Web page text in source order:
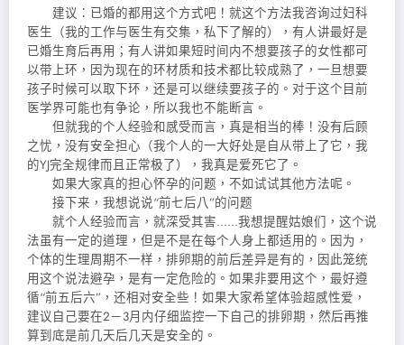
建议：已婚的都用这个方式吧！就这个方法我咨询过妇科
医生（我的工作与医生有交集，私下了解的），有人讲最好是
已婚生育后再用；有人讲如果短时间内不想要孩子的女性都可
以带上环，因为现在的环材质和技术都比较成熟了，一旦想要
孩子时候可以取下环，还是可以继续要孩子的。对于这个目前
医学界可能也有争论，所以我也不能断言。
但就我的个人经验和感受而言，真是相当的棒！没有后顾
之忧，没有安全担心（我个人的一大好处是自从带上了它，我
的YJ完全规律而且正常极了），我真是爱死它了。
如果大家真的担心怀孕的问题，不如试试其他方法呢。
接下来，我想说说“前七后八”的问题
就个人经验而言，就深受其害……我想提醒姑娘们，这个说
法虽有一定的道理，但是不是在每个人身上都适用的。因为，
个体的生理周期不一样，排卵期的前后差异是有的，因此笼统
用这个说法避孕，是有一定危险的。如果非要用这个，最好遵
循“前五后六”，还相对安全些！如果大家希望体验超感性爱，
建议自己要在2－3月内仔细监控一下自己的排卵期，然后再推
算到底是前几天后几天是安全的。